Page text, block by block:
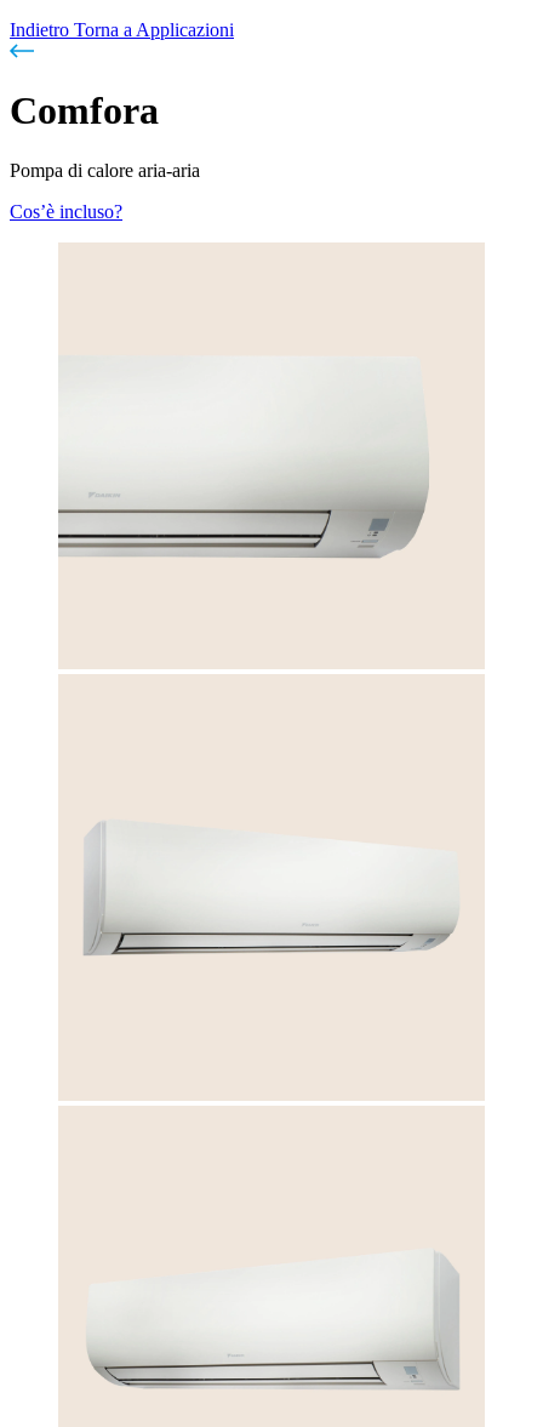
Indietro Torna a Applicazioni
Comfora
Pompa di calore aria-aria
Cos’è incluso?